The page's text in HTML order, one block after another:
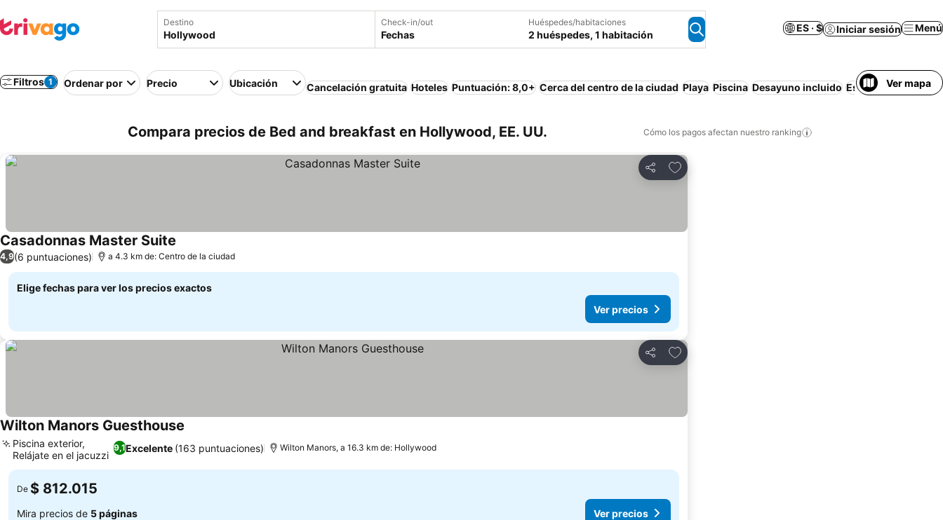
Destino Check-in/out
Fechas
Huéspedes/habitaciones
2 huéspedes, 1 habitación
ES · $ Iniciar sesión Menú
Filtros 1 Ordenar por Precio Ubicación Cancelación gratuita Hoteles Puntuación: 8,0+ Cerca del centro de la ciudad Playa Piscina Desayuno incluido Estacionamiento
Ver mapa
Compara precios de Bed and breakfast en Hollywood, EE. UU. Cómo los pagos afectan nuestro ranking
Compartir
Agregar a favoritos
Casadonnas Master Suite
4,9(6 puntuaciones) a 4.3 km de: Centro de la ciudad
Elige fechas para ver los precios exactos
Ver precios
Compartir
Agregar a favoritos
Wilton Manors Guesthouse
9,1Excelente (163 puntuaciones)
Piscina exterior,
Relájate en el jacuzzi
Wilton Manors, a 16.3 km de: Hollywood
De $ 812.015
Mira precios de 5 páginas Ver precios